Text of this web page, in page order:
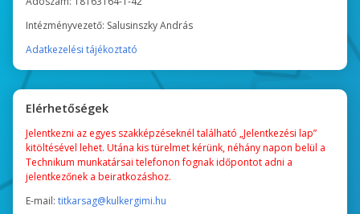
Intézményvezető: Salusinszky András
Adatkezelési tájékoztató
Elérhetőségek
Jelentkezni az egyes szakképzéseknél található „Jelentkezési lap”
kitöltésével lehet. Utána kis türelmet kérünk, néhány napon belül a
Technikum munkatársai telefonon fognak időpontot adni a
jelentkezőnek a beiratkozáshoz.
E-mail: titkarsag@kulkergimi.hu